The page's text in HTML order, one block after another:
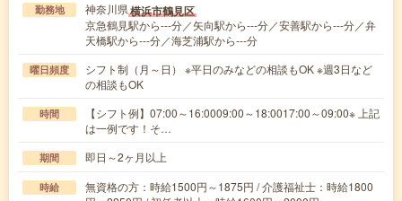
勤務地 神奈川県横浜市鶴見区
京急鶴見駅から---分／矢向駅から---分／安善駅から---分／弁
天橋駅から---分／海芝浦駅から---分
曜日頻度
シフト制（月～日） ※平日のみなどの相談もOK ※週3日など
の相談もOK
時間
【シフト例】07:00～16:0009:00～18:0017:00～09:00※ 上記
は一例です！そ…
期間 即日～2ヶ月以上
時給
無資格の方：時給1500円～1875円 / 介護福祉士：時給1800